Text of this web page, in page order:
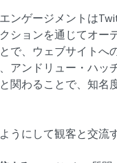
ンゲージメントは
ションを通じてオー
で、ウェブサイトへ
アンドリュー・ハッ
関わることで、知名
うにして観客と交流